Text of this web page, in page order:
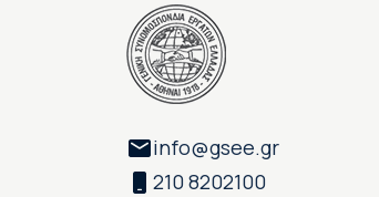
info@gsee.gr
210 8202100